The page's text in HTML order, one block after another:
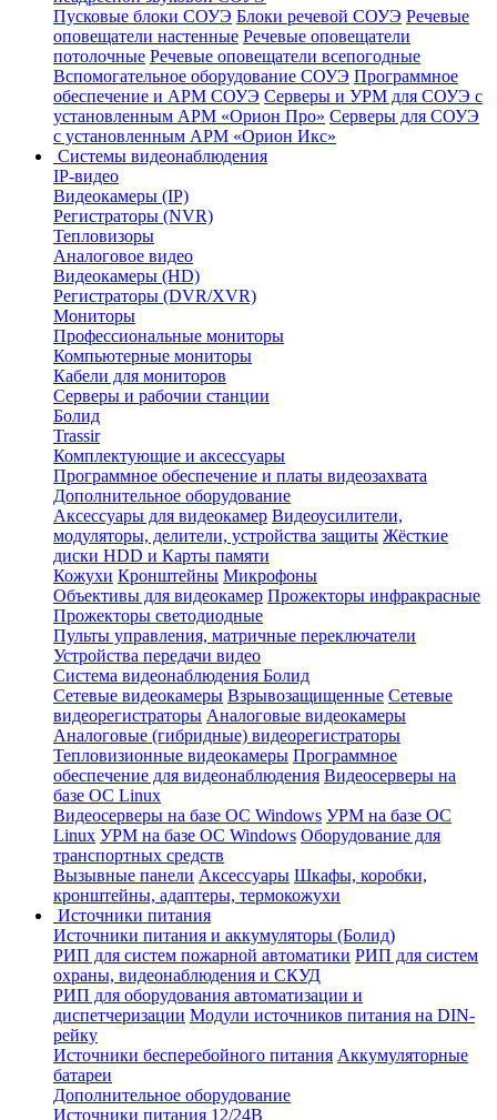
Пусковые блоки СОУЭ Блоки речевой СОУЭ Речевые
оповещатели настенные Речевые оповещатели
потолочные Речевые оповещатели всепогодные
Вспомогательное оборудование СОУЭ Программное
обеспечение и АРМ СОУЭ Серверы и УРМ для СОУЭ с
установленным АРМ «Орион Про» Серверы для СОУЭ
с установленным АРМ «Орион Икс»
Системы видеонаблюдения
IP-видео
Видеокамеры (IP)
Регистраторы (NVR)
Тепловизоры
Аналоговое видео
Видеокамеры (HD)
Регистраторы (DVR/XVR)
Мониторы
Профессиональные мониторы
Компьютерные мониторы
Кабели для мониторов
Серверы и рабочии станции
Болид
Trassir
Комплектующие и аксессуары
Программное обеспечение и платы видеозахвата
Дополнительное оборудование
Аксессуары для видеокамер Видеоусилители,
модуляторы, делители, устройства защиты Жёсткие
диски HDD и Карты памяти
Кожухи Кронштейны Микрофоны
Объективы для видеокамер Прожекторы инфракрасные
Прожекторы светодиодные
Пульты управления, матричные переключатели
Устройства передачи видео
Система видеонаблюдения Болид
Сетевые видеокамеры Взрывозащищенные Сетевые
видеорегистраторы Аналоговые видеокамеры
Аналоговые (гибридные) видеорегистраторы
Тепловизионные видеокамеры Программное
обеспечение для видеонаблюдения Видеосерверы на
базе ОС Linux
Видеосерверы на базе ОС Windows УРМ на базе ОС
Linux УРМ на базе ОС Windows Оборудование для
транспортных средств
Вызывные панели Аксессуары Шкафы, коробки,
кронштейны, адаптеры, термокожухи
Источники питания
Источники питания и аккумуляторы (Болид)
РИП для систем пожарной автоматики РИП для систем
охраны, видеонаблюдения и СКУД
РИП для оборудования автоматизации и
диспетчеризации Модули источников питания на DIN-
рейку
Источники бесперебойного питания Аккумуляторные
батареи
Дополнительное оборудование
Источники питания 12/24В